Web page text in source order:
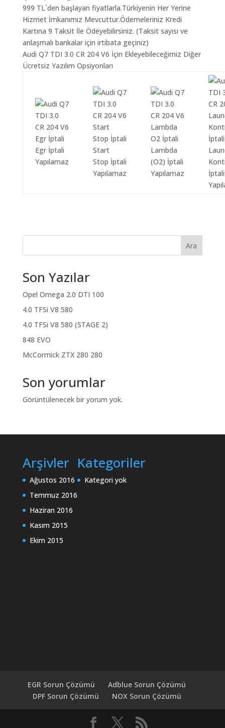
999 TL`den başlayan fiyatlarla.Türkiyenin Her Yerine
Hizmet İmkanımız Mevcuttur.Ödemeleriniz Kredi
Kartına 9 Taksit İle Ödeyebilirsiniz. (Taksit sayısı ve
anlaşmalı bankalar için irtibata geçiniz)
Audi Q7 TDI 3.0 CR 204 V6 İçin Ekleyebileceğimiz Diğer
Ücretsiz Yazılım Opsiyonları
Egr İptali
Yapılamaz
Start
Stop İptali
Yapılamaz
Lambda
(O2) İptali
Yapılamaz
İptali
Ara
Son Yazılar
Opel Omega 2.0 DTI 100
4.0 TFSi V8 580
4.0 TFSi V8 580 (STAGE 2)
848 EVO
McCormick ZTX 280 280
Son yorumlar
Görüntülenecek bir yorum yok.
Arşivler
Ağustos 2016
Temmuz 2016
Haziran 2016
Kasım 2015
Ekim 2015
Kategoriler
Kategori yok
EGR Sorun Çözümü
Adblue Sorun Çözümü
DPF Sorun Çözümü
NOX Sorun Çözümü